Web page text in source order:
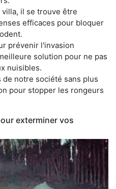
il se trouve être
efficaces pour bloquer
prévenir l'invasion
solution pour ne pas
nuisibles.
notre société sans plus
pour stopper les rongeurs
exterminer vos